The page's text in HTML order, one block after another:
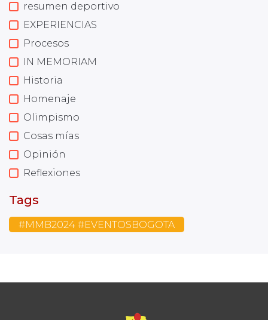
resumen deportivo
EXPERIENCIAS
Procesos
IN MEMORIAM
Historia
Homenaje
Olimpismo
Cosas mías
Opinión
Reflexiones
Tags
#MMB2024 #EVENTOSBOGOTA